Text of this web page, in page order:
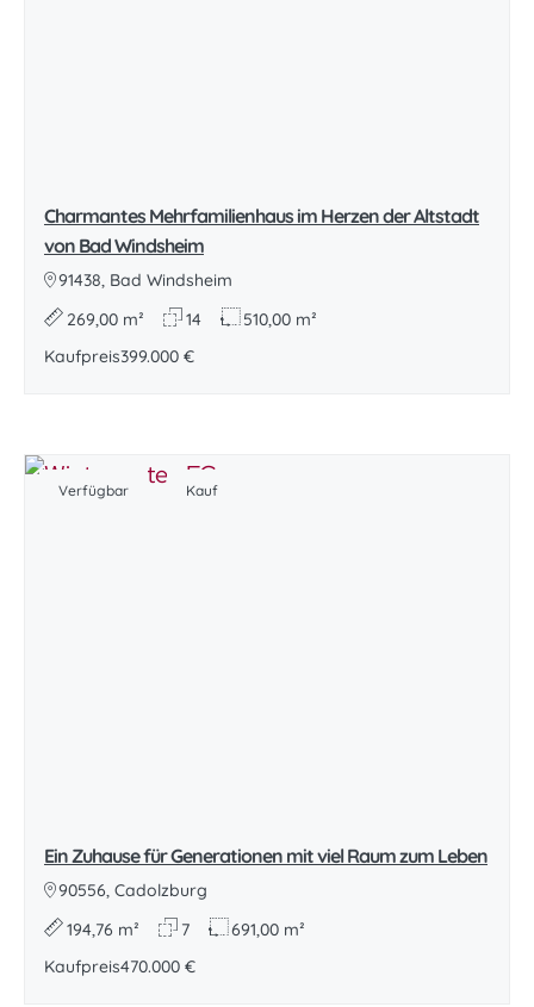
Charmantes Mehrfamilienhaus im Herzen der Altstadt
von Bad Windsheim
91438, Bad Windsheim
269,00 m²
14
510,00 m²
Kaufpreis399.000 €
Verfügbar Kauf
Ein Zuhause für Generationen mit viel Raum zum Leben
90556, Cadolzburg
194,76 m²
7
691,00 m²
Kaufpreis470.000 €